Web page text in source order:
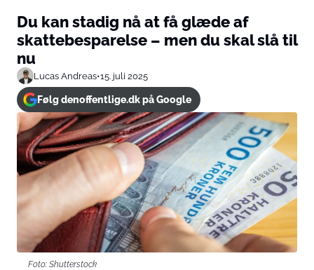
Du kan stadig nå at få glæde af
skattebesparelse – men du skal slå til
nu
Lucas Andreas•15. juli 2025
Følg denoffentlige.dk på Google
Foto: Shutterstock